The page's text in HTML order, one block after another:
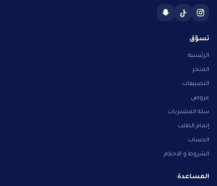
تسوّق
الرئيسية
المتجر
التصنيفات
عروض
سلة المشتريات
إتمام الطلب
الحساب
الشروط و الاحكام
المساعدة